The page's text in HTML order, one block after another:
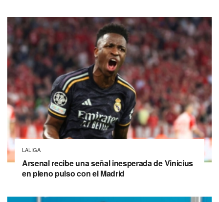
LALIGA
Arsenal recibe una señal inesperada de Vinicius
en pleno pulso con el Madrid